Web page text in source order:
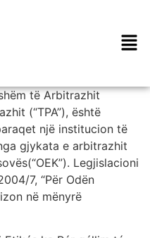
të Arbitrazhit
(“TPA”), është
një institucion të
gjykata e arbitrazhit
Legjislacioni
7, “Për Odën
në mënyrë